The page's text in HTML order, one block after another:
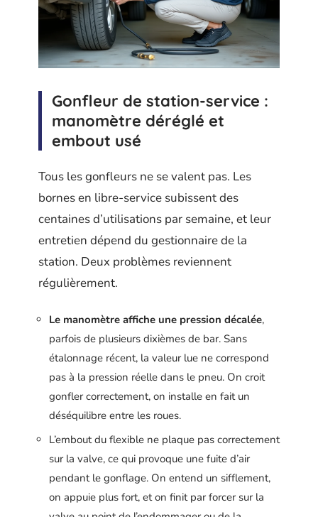
Gonfleur de station-service :
manomètre déréglé et
embout usé
Tous les gonfleurs ne se valent pas. Les
bornes en libre-service subissent des
centaines d’utilisations par semaine, et leur
entretien dépend du gestionnaire de la
station. Deux problèmes reviennent
régulièrement.
Le manomètre affiche une pression décalée,
parfois de plusieurs dixièmes de bar. Sans
étalonnage récent, la valeur lue ne correspond
pas à la pression réelle dans le pneu. On croit
gonfler correctement, on installe en fait un
déséquilibre entre les roues.
L’embout du flexible ne plaque pas correctement
sur la valve, ce qui provoque une fuite d’air
pendant le gonflage. On entend un sifflement,
on appuie plus fort, et on finit par forcer sur la